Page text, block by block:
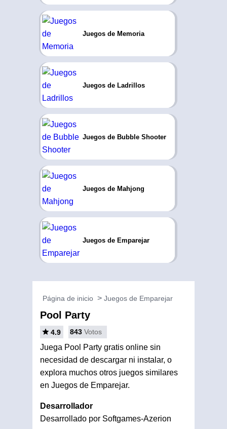
Juegos de Memoria
Juegos de Ladrillos
Juegos de Bubble Shooter
Juegos de Mahjong
Juegos de Emparejar
Página de inicio Juegos de Emparejar
Pool Party
4.9 843 Votos
Juega Pool Party gratis online sin
necesidad de descargar ni instalar, o
explora muchos otros juegos similares
en Juegos de Emparejar.
Desarrollador
Desarrollado por Softgames-Azerion